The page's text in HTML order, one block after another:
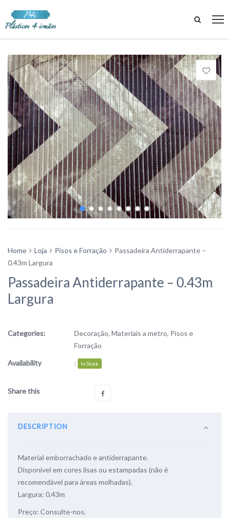
Home Loja Pisos e Forração
Passadeira Antiderrapante –
0.43m Largura
Passadeira Antiderrapante – 0.43m
Largura
Categories: Decoração, Materiais a metro, Pisos e
Forração
Availability
: In Stock
Share this
DESCRIPTION
Material emborrachado e antiderrapante.
Disponível em cores lisas ou estampadas (não é
recomendável para áreas molhadas).
Largura: 0.43m
Preço: Consulte-nos.